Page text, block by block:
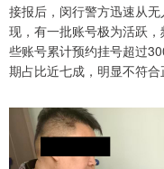
接报后，闵行警方迅速从
现，有一批账号极为活跃
些账号累计预约挂号超过
期占比近七成，明显不符合